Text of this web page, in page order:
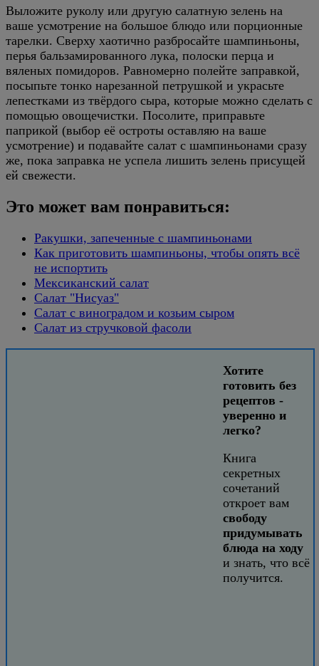
Выложите руколу или другую салатную зелень на
ваше усмотрение на большое блюдо или порционные
тарелки. Сверху хаотично разбросайте шампиньоны,
перья бальзамированного лука, полоски перца и
вяленых помидоров. Равномерно полейте заправкой,
посыпьте тонко нарезанной петрушкой и украсьте
лепестками из твёрдого сыра, которые можно сделать с
помощью овощечистки. Посолите, приправьте
паприкой (выбор её остроты оставляю на ваше
усмотрение) и подавайте салат с шампиньонами сразу
же, пока заправка не успела лишить зелень присущей
ей свежести.
Это может вам понравиться:
Ракушки, запеченные с шампиньонами
Как приготовить шампиньоны, чтобы опять всё
не испортить
Мексиканский салат
Салат "Нисуаз"
Салат с виноградом и козьим сыром
Салат из стручковой фасоли
Хотите
готовить без
рецептов -
уверенно и
легко?
Книга
секретных
сочетаний
откроет вам
свободу
придумывать
блюда на ходу
и знать, что всё
получится.